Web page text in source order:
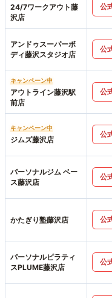
24/7ワークアウト藤
沢店
公
アンドゥスーパーボ
ディ藤沢スタジオ店
公
キャンペーン中
アウトライン藤沢駅
前店
公
キャンペーン中
ジムズ藤沢店
公
パーソナルジム ベー
ス藤沢店
公
かたぎり塾藤沢店 公
パーソナルピラティ
スPLUME藤沢店
公